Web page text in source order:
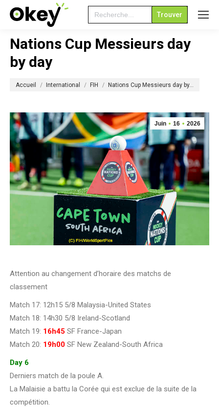
Search
for:
Nations Cup Messieurs day
by day
Accueil International FIH Nations Cup Messieurs day by…
Juin 16 2026
Attention au changement d’horaire des matchs de
classement
Match 17: 12h15 5/8 Malaysia-United States
Match 18: 14h30 5/8 Ireland-Scotland
Match 19: 16h45 SF France-Japan
Match 20: 19h00 SF New Zealand-South Africa
Day 6
Derniers match de la poule A.
La Malaisie a battu la Corée qui est exclue de la suite de la
compétition.